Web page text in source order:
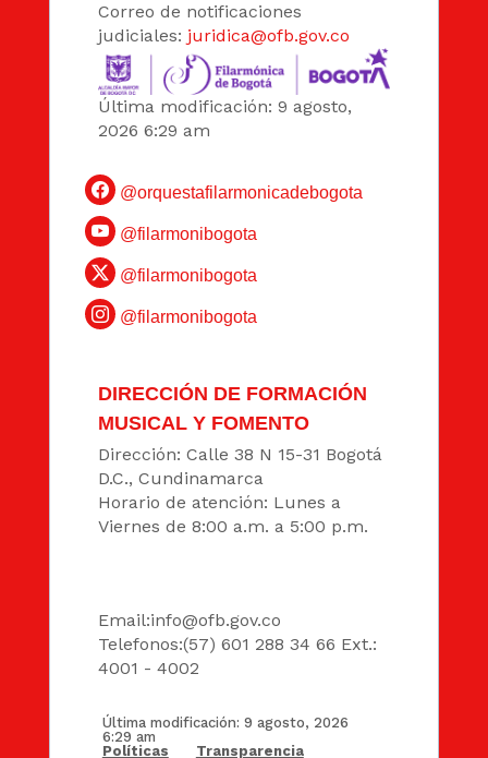
Correo de notificaciones
judiciales: juridica@ofb.gov.co
Última modificación: 9 agosto,
2026 6:29 am
@orquestafilarmonicadebogota
@filarmonibogota
@filarmonibogota
@filarmonibogota
DIRECCIÓN DE FORMACIÓN
MUSICAL Y FOMENTO
Dirección: Calle 38 N 15-31 Bogotá
D.C., Cundinamarca
Horario de atención: Lunes a
Viernes de 8:00 a.m. a 5:00 p.m.
Email:info@ofb.gov.co
Telefonos:(57) 601 288 34 66 Ext.:
4001 - 4002
Última modificación: 9 agosto, 2026
6:29 am
Políticas
Transparencia